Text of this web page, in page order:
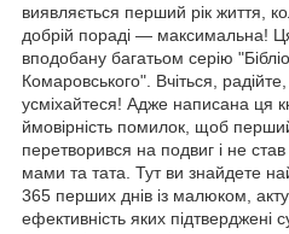
виявляється перший рік життя,
добрій пораді — максимальна!
вподобану багатьом серію
Комаровського". Вчіться, радійте,
усміхайтеся! Адже написана ця
ймовірність помилок, щоб
перетворився на подвиг і не
мами та тата. Тут ви знайдете
365 перших днів із малюком,
ефективність яких